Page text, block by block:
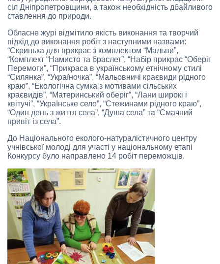
сіл Дніпропетровщини, а також необхідність дбайливого
ставлення до природи.
Обласне журі відмітило якість виконання та творчий
підхід до виконання робіт з наступними назвами:
“Скринька для прикрас з комплектом “Мальви”,
“Комплект “Намисто та браслет”, “Набір прикрас “Оберіг
Перемоги”, “Прикраса в українському етнічному стилі
“Силянка”, “Україночка”, “Мальовничі краєвиди рідного
краю”, “Екологічна сумка з мотивами сільських
краєвидів”, “Материнський оберіг”, “Лани широкі і
квітучі”, “Українське село”, “Стежинами рідного краю”,
“Один день з життя села”, “Душа села” та “Смачний
привіт із села”.
До Національного еколого-натуралістичного центру
учнівської молоді для участі у національному етапі
Конкурсу було направлено 14 робіт переможців.